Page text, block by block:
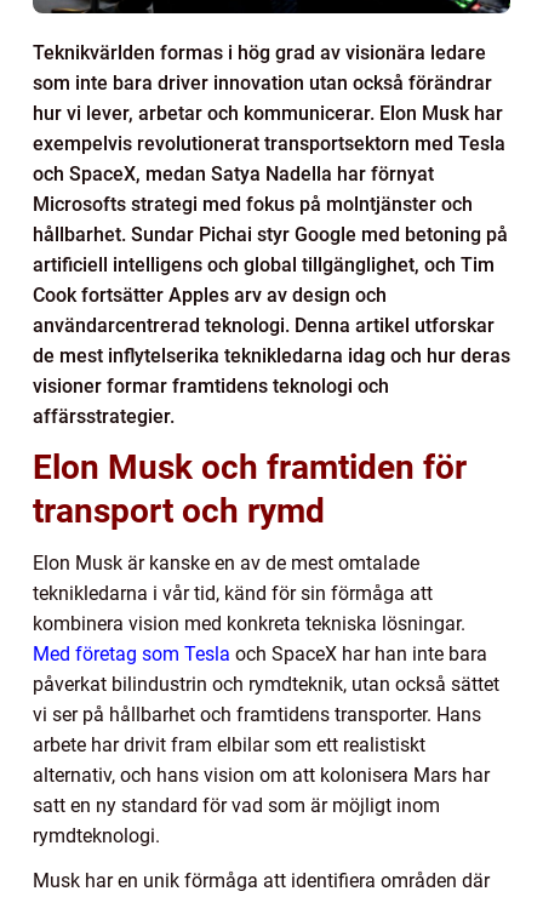
Teknikvärlden formas i hög grad av visionära ledare
som inte bara driver innovation utan också förändrar
hur vi lever, arbetar och kommunicerar. Elon Musk har
exempelvis revolutionerat transportsektorn med Tesla
och SpaceX, medan Satya Nadella har förnyat
Microsofts strategi med fokus på molntjänster och
hållbarhet. Sundar Pichai styr Google med betoning på
artificiell intelligens och global tillgänglighet, och Tim
Cook fortsätter Apples arv av design och
användarcentrerad teknologi. Denna artikel utforskar
de mest inflytelserika teknikledarna idag och hur deras
visioner formar framtidens teknologi och
affärsstrategier.
Elon Musk och framtiden för
transport och rymd
Elon Musk är kanske en av de mest omtalade
teknikledarna i vår tid, känd för sin förmåga att
kombinera vision med konkreta tekniska lösningar.
Med företag som Tesla och SpaceX har han inte bara
påverkat bilindustrin och rymdteknik, utan också sättet
vi ser på hållbarhet och framtidens transporter. Hans
arbete har drivit fram elbilar som ett realistiskt
alternativ, och hans vision om att kolonisera Mars har
satt en ny standard för vad som är möjligt inom
rymdteknologi.
Musk har en unik förmåga att identifiera områden där